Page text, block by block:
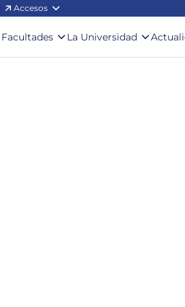
Accesos
Facultades La Universidad